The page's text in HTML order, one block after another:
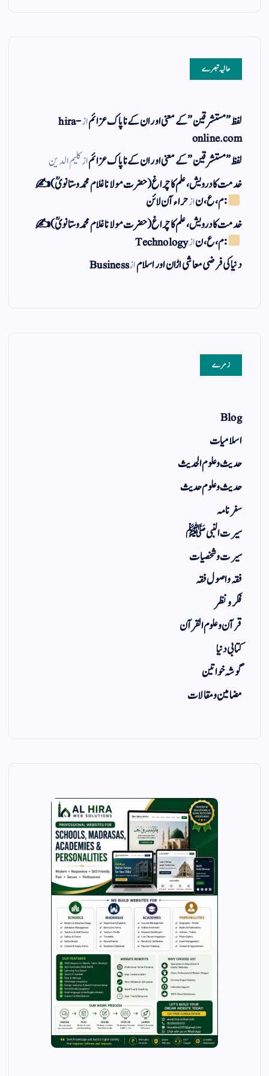
حالیہ تبصرے
لفظ ” مستشرقین ” کے معنی اور ان کے نا پاک عزائمازhira-
online.com
لفظ ” مستشرقین ” کے معنی اور ان کے نا پاک عزائمازکلیم الدین
خدمت کا درویش، علم کا چراغ(حضرت مولانا غلام محمد وستانویؒ)✍
: م ، ع ، نازحراء آن لائن
خدمت کا درویش، علم کا چراغ(حضرت مولانا غلام محمد وستانویؒ)✍
: م ، ع ، نازTechnology
دنیا کی فرضی معاشی اڑان اور اسلامازBusiness
زمرے
Blog
اسلامیات
حدیث و علوم الحدیث
حدیث و علوم حدیث
سفر نامہ
سیرت النبی ﷺ
سیرت و شخصیات
فقہ و اصول فقہ
فکر و نظر
قرآن و علوم القرآن
کتابی دنیا
گوشہ خواتین
مضامین و مقالات